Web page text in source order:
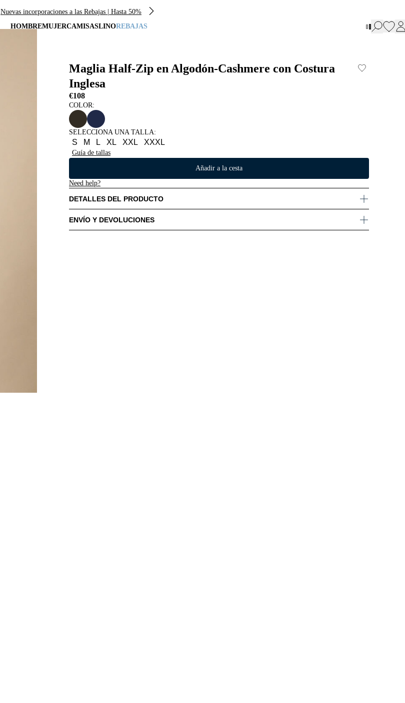
Nuevas incorporaciones a las Rebajas | Hasta 50%
HOMBREMUJERCAMISASLINOREBAJAS
Maglia Half-Zip en Algodón-Cashmere con Costura
Inglesa
€108
COLOR:
SELECCIONA UNA TALLA:
S M L XL XXL XXXL
Guía de tallas
Añadir a la cesta
Need help?
DETALLES DEL PRODUCTO
ENVÍO Y DEVOLUCIONES